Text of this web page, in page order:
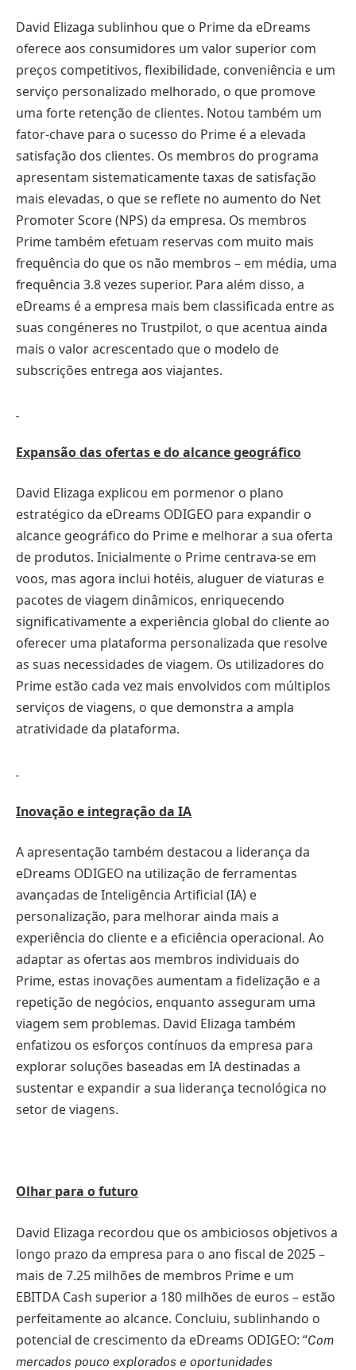
David Elizaga sublinhou que o Prime da eDreams
oferece aos consumidores um valor superior com
preços competitivos, flexibilidade, conveniência e um
serviço personalizado melhorado, o que promove
uma forte retenção de clientes. Notou também um
fator-chave para o sucesso do Prime é a elevada
satisfação dos clientes. Os membros do programa
apresentam sistematicamente taxas de satisfação
mais elevadas, o que se reflete no aumento do Net
Promoter Score (NPS) da empresa. Os membros
Prime também efetuam reservas com muito mais
frequência do que os não membros – em média, uma
frequência 3.8 vezes superior. Para além disso, a
eDreams é a empresa mais bem classificada entre as
suas congéneres no Trustpilot, o que acentua ainda
mais o valor acrescentado que o modelo de
subscrições entrega aos viajantes.
Expansão das ofertas e do alcance geográfico
David Elizaga explicou em pormenor o plano
estratégico da eDreams ODIGEO para expandir o
alcance geográfico do Prime e melhorar a sua oferta
de produtos. Inicialmente o Prime centrava-se em
voos, mas agora inclui hotéis, aluguer de viaturas e
pacotes de viagem dinâmicos, enriquecendo
significativamente a experiência global do cliente ao
oferecer uma plataforma personalizada que resolve
as suas necessidades de viagem. Os utilizadores do
Prime estão cada vez mais envolvidos com múltiplos
serviços de viagens, o que demonstra a ampla
atratividade da plataforma.
Inovação e integração da IA
A apresentação também destacou a liderança da
eDreams ODIGEO na utilização de ferramentas
avançadas de Inteligência Artificial (IA) e
personalização, para melhorar ainda mais a
experiência do cliente e a eficiência operacional. Ao
adaptar as ofertas aos membros individuais do
Prime, estas inovações aumentam a fidelização e a
repetição de negócios, enquanto asseguram uma
viagem sem problemas. David Elizaga também
enfatizou os esforços contínuos da empresa para
explorar soluções baseadas em IA destinadas a
sustentar e expandir a sua liderança tecnológica no
setor de viagens.
Olhar para o futuro
David Elizaga recordou que os ambiciosos objetivos a
longo prazo da empresa para o ano fiscal de 2025 –
mais de 7.25 milhões de membros Prime e um
EBITDA Cash superior a 180 milhões de euros – estão
perfeitamente ao alcance. Concluiu, sublinhando o
potencial de crescimento da eDreams ODIGEO: “Com
mercados pouco explorados e oportunidades